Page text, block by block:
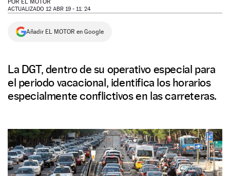
NEWSLETTER
POR EL MOTOR
ACTUALIZADO 12 ABR 19 - 11: 24
Añadir EL MOTOR en Google
La DGT, dentro de su operativo especial para
el periodo vacacional, identifica los horarios
especialmente conflictivos en las carreteras.